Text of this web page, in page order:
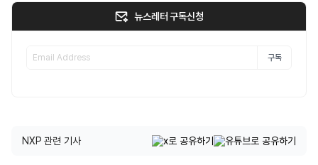
뉴스레터 구독신청
구독
NXP 관련 기사